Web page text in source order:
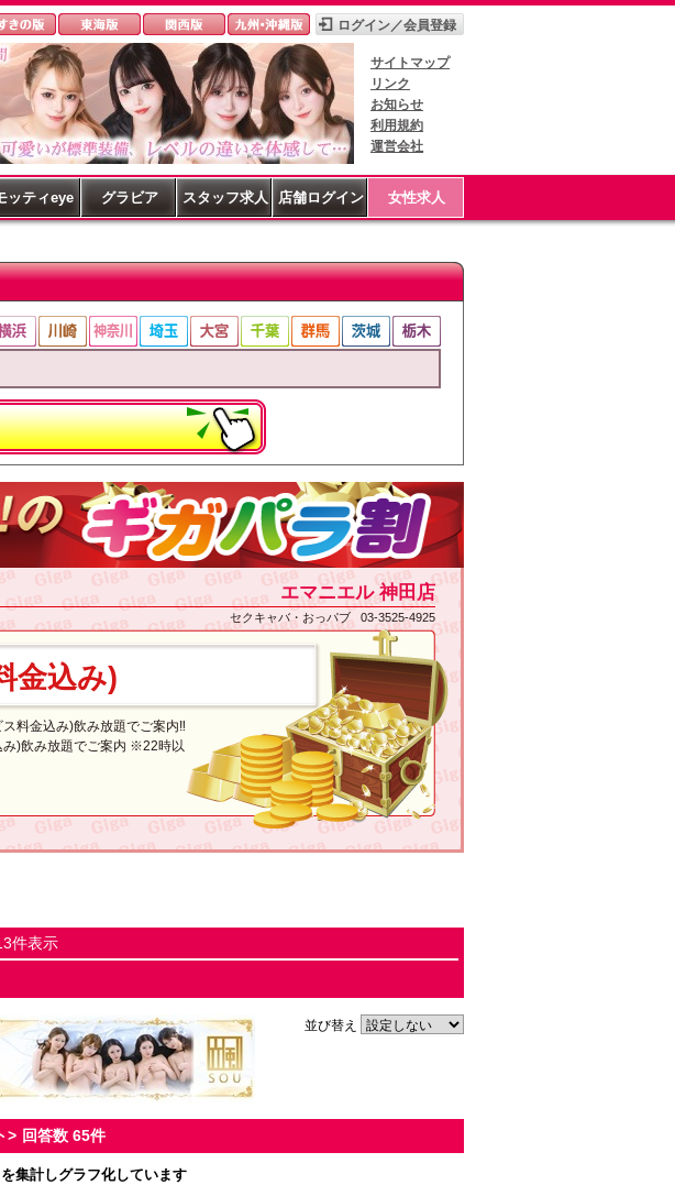
サイトマップ
リンク
お知らせ
利用規約
運営会社
ッティeye グラビア スタッフ求人 店舗ログイン 女性求人
エマニエル 神田店
セクキャバ・おっパブ 03-3525-4925
金込み)
料金込み)飲み放題でご案内‼︎
)飲み放題でご案内 ※22時以
件表示
並び替え
> 回答数 65件
集計しグラフ化しています